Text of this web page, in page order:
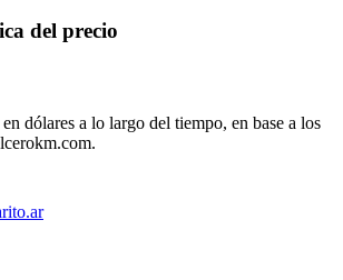
del precio
dólares a lo largo del tiempo, en base a los